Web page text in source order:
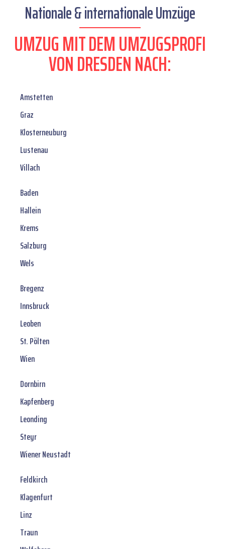
Nationale & internationale Umzüge
UMZUG MIT DEM UMZUGSPROFI
VON DRESDEN NACH:
Amstetten
Graz
Klosterneuburg
Lustenau
Villach
Baden
Hallein
Krems
Salzburg
Wels
Bregenz
Innsbruck
Leoben
St. Pölten
Wien
Dornbirn
Kapfenberg
Leonding
Steyr
Wiener Neustadt
Feldkirch
Klagenfurt
Linz
Traun